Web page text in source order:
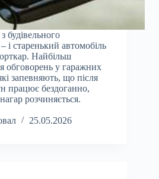
будівельного
і старенький автомобіль
Найбільш
обговорень у гаражних
запевняють, що після
працює бездоганно,
розчиняється.
25.05.2026